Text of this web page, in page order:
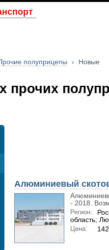
полуприцепы › Новые
прочих
Алюминиевый
- 2018.
Регион:
область;
Цена: